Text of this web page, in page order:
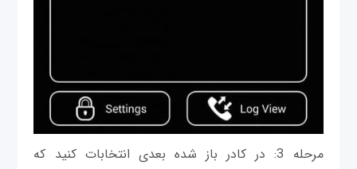
مرحله 3: در کادر باز شده بعدی انتخابات کنید که